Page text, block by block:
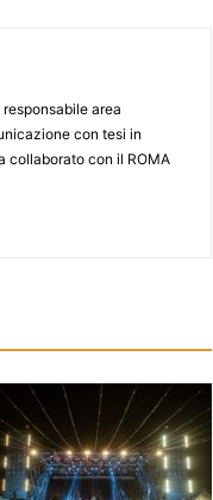
area
con tesi in
collaborato con il ROMA